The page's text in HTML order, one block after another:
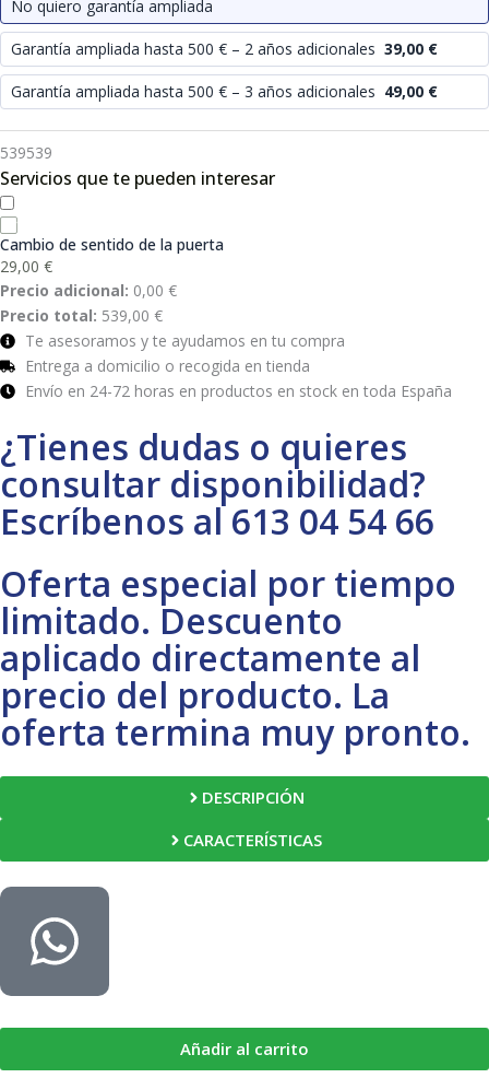
No quiero garantía ampliada
Garantía ampliada hasta 500 € – 2 años adicionales 39,00 €
Garantía ampliada hasta 500 € – 3 años adicionales 49,00 €
539539
Servicios que te pueden interesar
Cambio de sentido de la puerta
29,00 €
Precio adicional: 0,00 €
Precio total: 539,00 €
Te asesoramos y te ayudamos en tu compra
Entrega a domicilio o recogida en tienda
Envío en 24-72 horas en productos en stock en toda España
¿Tienes dudas o quieres
consultar disponibilidad?
Escríbenos al 613 04 54 66
Oferta especial por tiempo
limitado. Descuento
aplicado directamente al
precio del producto. La
oferta termina muy pronto.
DESCRIPCIÓN
CARACTERÍSTICAS
Añadir al carrito